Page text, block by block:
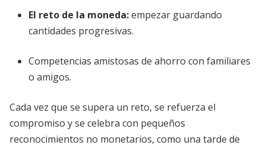
El reto de la moneda:empezar guardando
cantidades progresivas.
Competencias amistosas de ahorro con familiares
o amigos.
Cada vez que se supera un reto, se refuerza el
compromiso y se celebra con pequeños
reconocimientos no monetarios, como una tarde de